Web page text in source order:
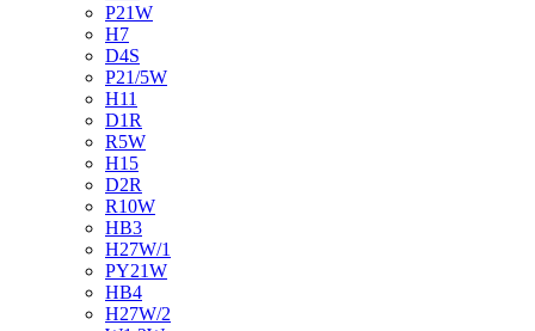
P21W
H7
D4S
P21/5W
H11
D1R
R5W
H15
D2R
R10W
HB3
H27W/1
PY21W
HB4
H27W/2